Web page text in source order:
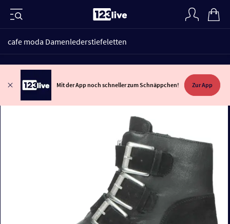
cafe moda Damenlederstiefeletten
Mit der App noch schneller zum Schnäppchen! Zur App